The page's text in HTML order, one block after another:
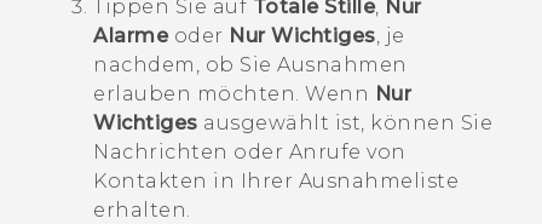
Tippen Sie auf Totale Stille, Nur
Alarmeoder Nur Wichtiges , je
nachdem, ob Sie Ausnahmen
erlauben möchten. Wenn Nur
Wichtiges ausgewählt ist, können Sie
Nachrichten oder Anrufe von
Kontakten in Ihrer Ausnahmeliste
erhalten.